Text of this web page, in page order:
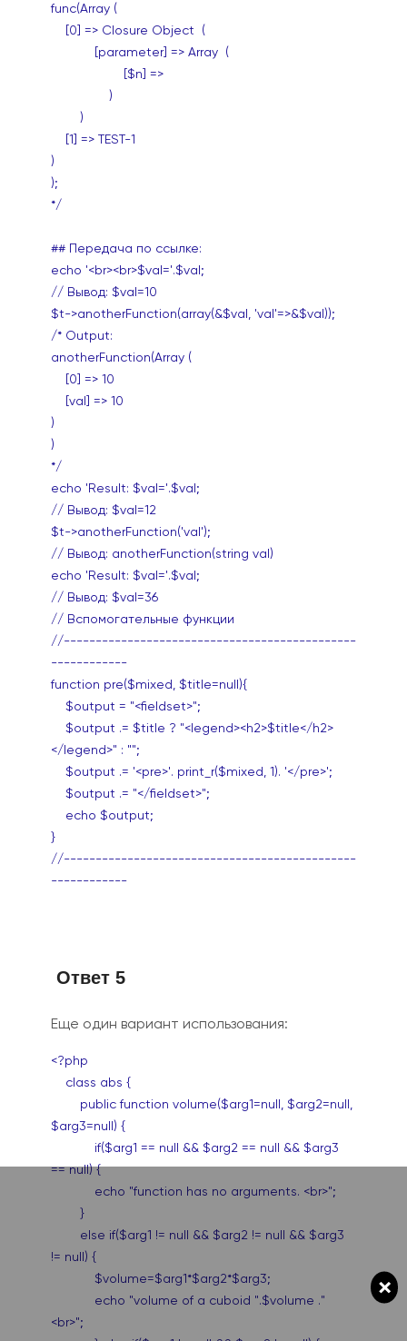
func(Array (
[0] => Closure Object (
[parameter] => Array (
[$n] =>
)
)
[1] => TEST-1
)
);
*/
## Передача по ссылке:
echo '<br><br>$val='.$val;
// Вывод: $val=10
$t->anotherFunction(array(&$val, 'val'=>&$val));
/* Output:
anotherFunction(Array (
[0] => 10
[val] => 10
)
)
*/
echo 'Result: $val='.$val;
// Вывод: $val=12
$t->anotherFunction('val');
// Вывод: anotherFunction(string val)
echo 'Result: $val='.$val;
// Вывод: $val=36
// Вспомогательные функции
//----------------------------------------------
------------
function pre($mixed, $title=null){
$output = "<fieldset>";
$output .= $title ? "<legend><h2>$title</h2>
</legend>" : "";
$output .= '<pre>'. print_r($mixed, 1). '</pre>';
$output .= "</fieldset>";
echo $output;
}
//----------------------------------------------
------------
Ответ 5
Еще один вариант использования:
<?php
class abs {
public function volume($arg1=null, $arg2=null,
$arg3=null) {
if($arg1 == null && $arg2 == null && $arg3
== null) {
echo "function has no arguments. <br>";
}
else if($arg1 != null && $arg2 != null && $arg3
!= null) {
$volume=$arg1*$arg2*$arg3;
echo "volume of a cuboid ".$volume ."
<br>";
×